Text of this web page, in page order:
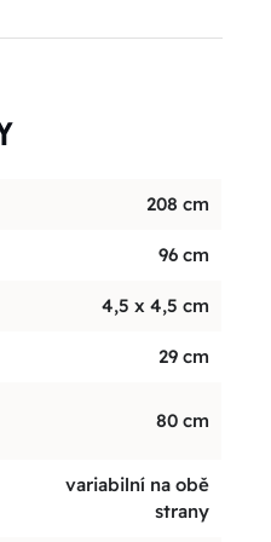
208 cm
96 cm
4,5 x 4,5 cm
29 cm
80 cm
variabilní na obě
strany